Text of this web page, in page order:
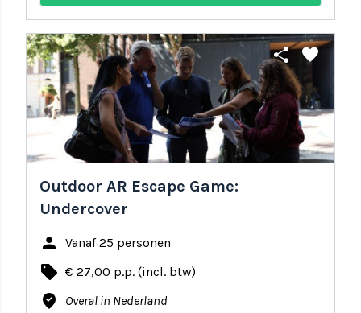
share favorite
Outdoor AR Escape Game:
Undercover
person Vanaf 25 personen
local_offer € 27,00 p.p. (incl. btw)
where_to_vote Overal in Nederland